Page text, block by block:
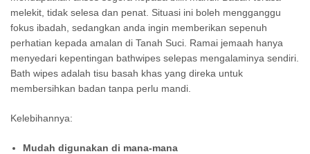
melekit, tidak selesa dan penat. Situasi ini boleh mengganggu
fokus ibadah, sedangkan anda ingin memberikan sepenuh
perhatian kepada amalan di Tanah Suci. Ramai jemaah hanya
menyedari kepentingan bathwipes selepas mengalaminya sendiri.
Bath wipes adalah tisu basah khas yang direka untuk
membersihkan badan tanpa perlu mandi.
Kelebihannya:
Mudah digunakan di mana-mana